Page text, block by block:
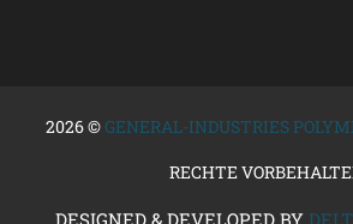
2026 ©GENERAL-INDUSTRIES
RECHTE